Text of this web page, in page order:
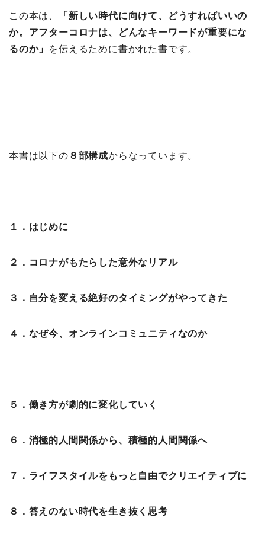
この本は、
「新しい時代に向けて、どうすればいいの
か。アフターコロナは、どんなキーワードが重要にな
るのか」
を伝えるために書かれた書です。
本書は以下の ８部構成からなっています。
１．はじめに
２．コロナがもたらした意外なリアル
３．自分を変える絶好のタイミングがやってきた
４．なぜ今、オンラインコミュニティなのか
５．働き方が劇的に変化していく
６．消極的人間関係から、積極的人間関係へ
７．ライフスタイルをもっと自由でクリエイティブに
８．答えのない時代を生き抜く思考